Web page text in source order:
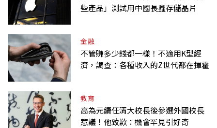
些產品」測試用中國長鑫存儲晶片
金融
不管賺多少錢都一樣！不適用K型經
濟，調查：各種收入的Z世代都在揮霍
教育
高為元續任清大校長後參選外國校長
惹議！他致歉：機會罕見引好奇